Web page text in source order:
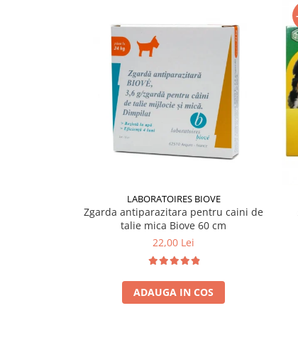
LABORATOIRES BIOVE
Zgarda antiparazitara pentru caini de
talie mica Biove 60 cm
22,00 Lei
ADAUGA IN COS